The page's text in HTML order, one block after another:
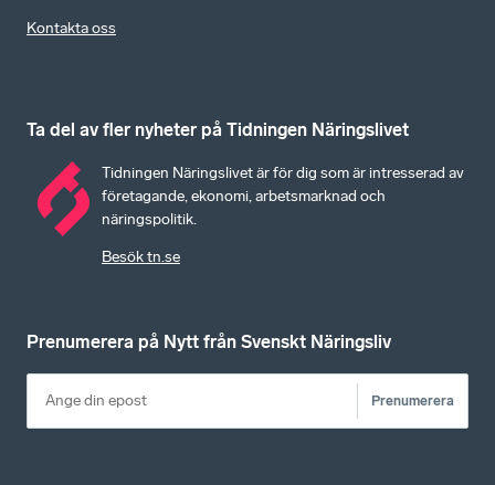
Kontakta oss
Ta del av fler nyheter på Tidningen Näringslivet
Tidningen Näringslivet är för dig som är intresserad av
företagande, ekonomi, arbetsmarknad och
näringspolitik.
Besök tn.se
Prenumerera på Nytt från Svenskt Näringsliv
Prenumerera